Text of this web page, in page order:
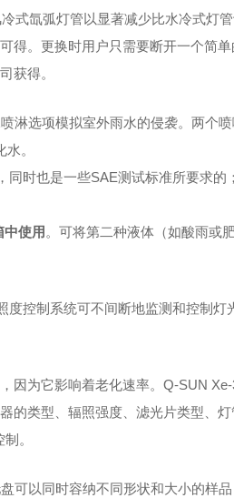
式氙弧灯管以显著减少比水冷式灯
得。更换时用户只需要断开一个简
获得。
淋选项模拟室外雨水的侵袭。两个
。
同时也是一些SAE测试标准所要求
中使用 。可将第二种液体（如酸雨或
度控制系统可不间断地监测和控制
因为它影响着老化速率。Q-SUN
的类型、辐照强度、滤光片类型、
。
可以同时容纳不同形状和大小的样